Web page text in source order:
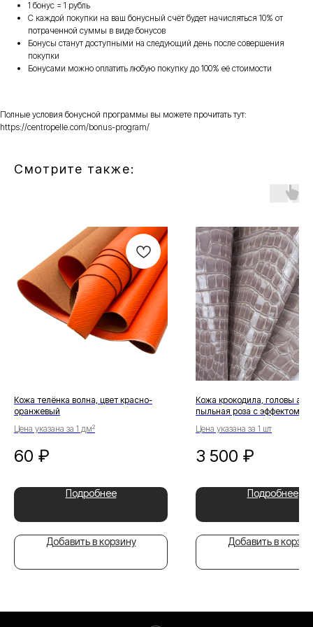
1 бонус = 1 рубль
С каждой покупки на ваш бонусный счёт будет начисляться 10% от
потраченной суммы в виде бонусов
Бонусы станут доступными на следующий день после совершения
покупки
Бонусами можно оплатить любую покупку до 100% её стоимости
Полные условия бонусной программы вы можете прочитать тут:
https://centropelle.com/bonus-program/
Смотрите также:
Кожа телёнка волна, цвет красно-
оранжевый
Цена указана за 1 дм²
60 ₽
Подробнее
Добавить в корзину
Кожа крокодила, головы
пыльная роза с эффектом
Цена указана за 1 шт
3 500 ₽
Подробнее
Добавить в